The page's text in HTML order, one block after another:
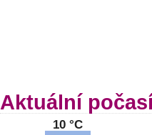
Aktuální
10 °C